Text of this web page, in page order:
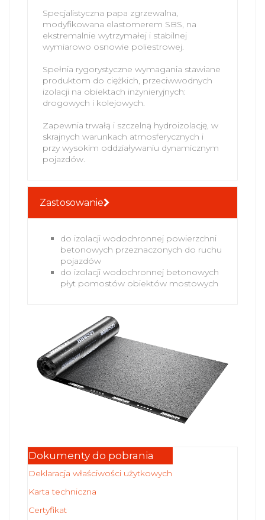
Specjalistyczna papa zgrzewalna,
modyfikowana elastomerem SBS, na
ekstremalnie wytrzymałej i stabilnej
wymiarowo osnowie poliestrowej.
Spełnia rygorystyczne wymagania stawiane
produktom do ciężkich, przeciwwodnych
izolacji na obiektach inżynieryjnych:
drogowych i kolejowych.
Zapewnia trwałą i szczelną hydroizolację, w
skrajnych warunkach atmosferycznych i
przy wysokim oddziaływaniu dynamicznym
pojazdów.
Zastosowanie
do izolacji wodochronnej powierzchni
betonowych przeznaczonych do ruchu
pojazdów
do izolacji wodochronnej betonowych
płyt pomostów obiektów mostowych
Dokumenty do pobrania
Deklaracja właściwości użytkowych
Karta techniczna
Certyfikat